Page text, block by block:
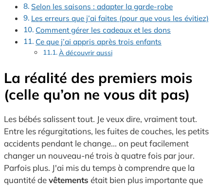
Selon les saisons : adapter la garde-robe
Les erreurs que j’ai faites (pour que vous les évitiez)
Comment gérer les cadeaux et les dons
Ce que j’ai appris après trois enfants
À découvrir aussi
La réalité des premiers mois
(celle qu’on ne vous dit pas)
Les bébés salissent tout. Je veux dire, vraiment tout.
Entre les régurgitations, les fuites de couches, les petits
accidents pendant le change... on peut facilement
changer un nouveau-né trois à quatre fois par jour.
Parfois plus. J'ai mis du temps à comprendre que la
quantité devêtements était bien plus importante que